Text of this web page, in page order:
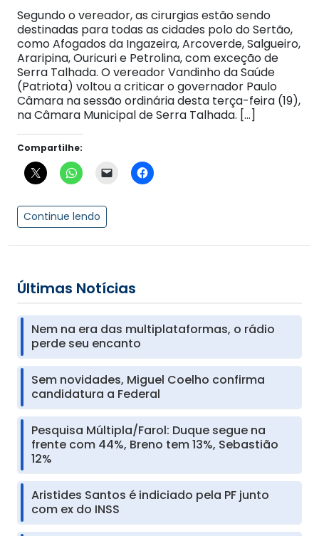
Segundo o vereador, as cirurgias estão sendo
destinadas para todas as cidades polo do Sertão,
como Afogados da Ingazeira, Arcoverde, Salgueiro,
Araripina, Ouricuri e Petrolina, com exceção de
Serra Talhada. O vereador Vandinho da Saúde
(Patriota) voltou a criticar o governador Paulo
Câmara na sessão ordinária desta terça-feira (19),
na Câmara Municipal de Serra Talhada. […]
Compartilhe:
Continue lendo
Últimas Notícias
Nem na era das multiplataformas, o rádio
perde seu encanto
Sem novidades, Miguel Coelho confirma
candidatura a Federal
Pesquisa Múltipla/Farol: Duque segue na
frente com 44%, Breno tem 13%, Sebastião
12%
Aristides Santos é indiciado pela PF junto
com ex do INSS